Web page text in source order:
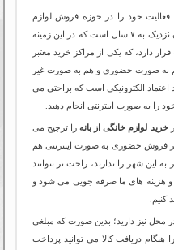
از سال ۹۶ فعالیت خود را در حوزه فروش لوازم
خانگی برقی و غیره شروع کرده است و تا الان نزدیک به ۷ سال است که در این زمینه
دارد، که یکی از مراکز خرید معتبر
به صورت حضوری و هم به صورت غیر
اعتماد الکترونیکی است که براحتی می
را به صورت اینترنتی انجام دهید.
خرید لوازم خانگی از بانهرا ترجیح می
فروش حضوری به صورت اینترنتی هم
این شهر را ندارند، راحت تر بتوانند
و هزینه های ما صرفه جویی می شود و
محل نیز دارید؛ بدین صورت که مبلغی
دریافت کالا می توانید پرداخت